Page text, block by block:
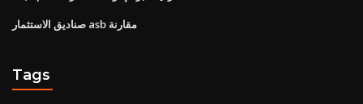
صناديق الاستثمار asb مقارنة
Tags